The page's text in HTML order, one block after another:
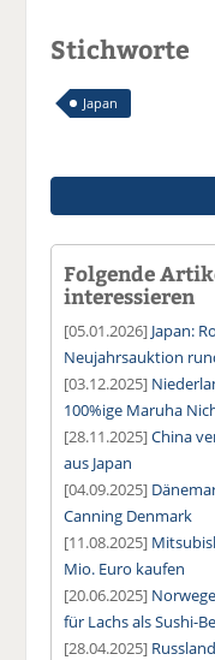
Stichworte
Japan
Folgende
interessieren
[05.01.2026] Japan:
Neujahrsauktion
[03.12.2025]
100%ige Maruha
[28.11.2025]China
aus Japan
[04.09.2025]
Canning Denmark
[11.08.2025]
Mio. Euro kaufen
[20.06.2025]
für Lachs als Sushi-
[28.04.2025]